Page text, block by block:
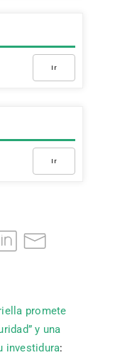
Ir
Ir
promete
y una
investidura: